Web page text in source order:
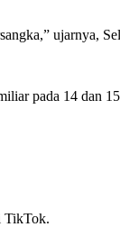
ujarnya,
pada 14 dan
TikTok.